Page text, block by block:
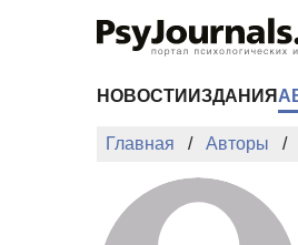
НОВОСТИ ИЗДАНИЯ
Главная Авторы